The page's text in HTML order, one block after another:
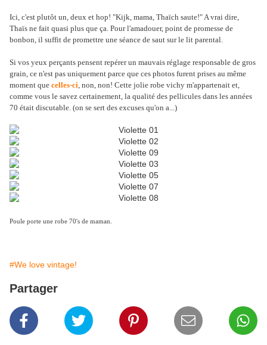
Ici, c'est plutôt un, deux et hop! "Kijk, mama, Thaïch saute!" A vrai dire,
Thaïs ne fait quasi plus que ça. Pour l'amadouer, point de promesse de
bonbon, il suffit de promettre une séance de saut sur le lit parental.
Si vos yeux perçants pensent repérer un mauvais réglage responsable de gros
grain, ce n'est pas uniquement parce que ces photos furent prises au même
moment que celles-ci, non, non! Cette jolie robe vichy m'appartenait et,
comme vous le savez certainement, la qualité des pellicules dans les années
70 était discutable. (on se sert des excuses qu'on a...)
Poule porte une robe 70's de maman.
#We love vintage!
Partager